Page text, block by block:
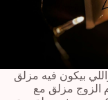
بيكون فيه مزلق
الزوج مزلق مع